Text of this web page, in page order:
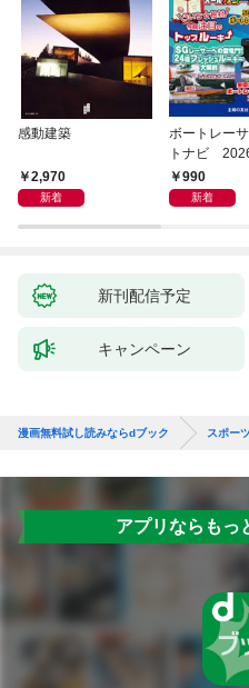
感動建築
2,970
新着
ボートレー
トナビ
990
新着
新刊配信予定
キャンペーン
漫画無料試し読みならdブック スポー
アプリならもっ